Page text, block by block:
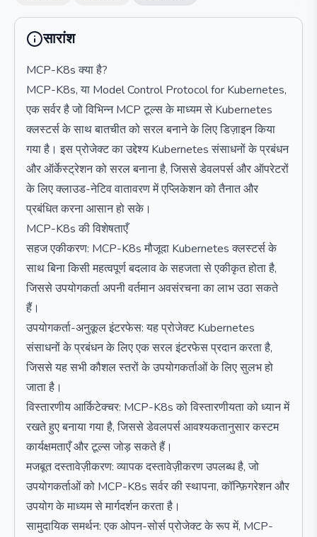
सारांश
MCP-K8s क्या है?
MCP-K8s, या Model Control Protocol for Kubernetes,
एक सर्वर है जो विभिन्न MCP टूल्स के माध्यम से Kubernetes
क्लस्टर्स के साथ बातचीत को सरल बनाने के लिए डिज़ाइन किया
गया है। इस प्रोजेक्ट का उद्देश्य Kubernetes संसाधनों के प्रबंधन
और ऑर्केस्ट्रेशन को सरल बनाना है, जिससे डेवलपर्स और ऑपरेटरों
के लिए क्लाउड-नेटिव वातावरण में एप्लिकेशन को तैनात और
प्रबंधित करना आसान हो सके।
MCP-K8s की विशेषताएँ
सहज एकीकरण: MCP-K8s मौजूदा Kubernetes क्लस्टर्स के
साथ बिना किसी महत्वपूर्ण बदलाव के सहजता से एकीकृत होता है,
जिससे उपयोगकर्ता अपनी वर्तमान अवसंरचना का लाभ उठा सकते
हैं।
उपयोगकर्ता-अनुकूल इंटरफेस: यह प्रोजेक्ट Kubernetes
संसाधनों के प्रबंधन के लिए एक सरल इंटरफेस प्रदान करता है,
जिससे यह सभी कौशल स्तरों के उपयोगकर्ताओं के लिए सुलभ हो
जाता है।
विस्तारणीय आर्किटेक्चर: MCP-K8s को विस्तारणीयता को ध्यान में
रखते हुए बनाया गया है, जिससे डेवलपर्स आवश्यकतानुसार कस्टम
कार्यक्षमताएँ और टूल्स जोड़ सकते हैं।
मजबूत दस्तावेज़ीकरण: व्यापक दस्तावेज़ीकरण उपलब्ध है, जो
उपयोगकर्ताओं को MCP-K8s सर्वर की स्थापना, कॉन्फ़िगरेशन और
उपयोग के माध्यम से मार्गदर्शन करता है।
सामुदायिक समर्थन: एक ओपन-सोर्स प्रोजेक्ट के रूप में, MCP-